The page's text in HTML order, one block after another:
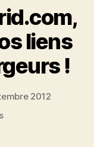
liens
!
2012
sur